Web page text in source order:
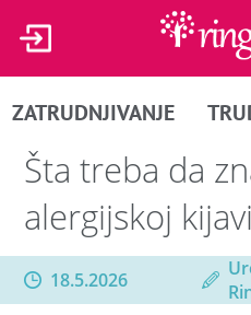
ZATRUDNJIVANJE
Šta treba da
alergijskoj
18.5.2026